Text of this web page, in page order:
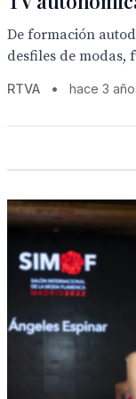
De formación
desfiles de modas,
RTVA • hace 3